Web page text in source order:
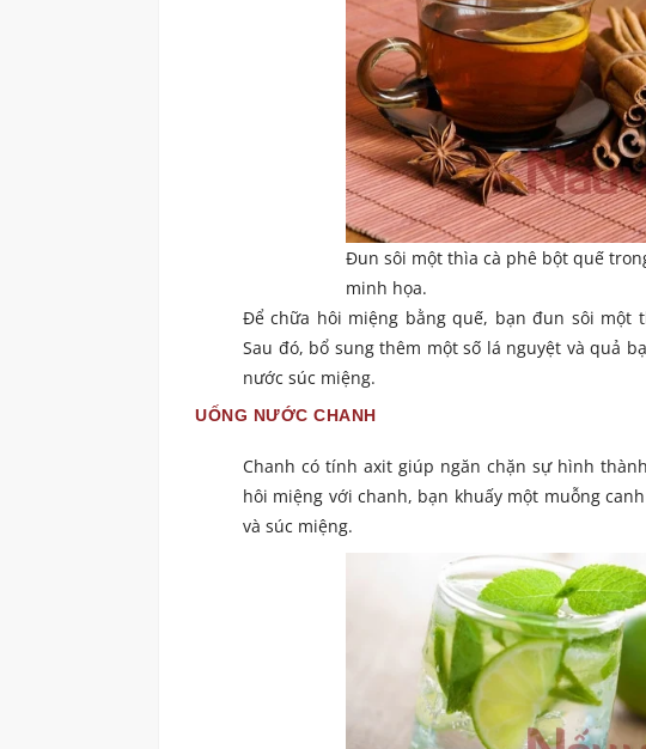
Đun sôi một thìa cà phê bột quế
minh họa.
Để chữa hôi miệng bằng quế, bạn đun sôi một
Sau đó, bổ sung thêm một số lá nguyệt và quả
nước súc miệng.
UỐNG NƯỚC CHANH
Chanh có tính axit giúp ngăn chặn sự hình
hôi miệng với chanh, bạn khuấy một muỗng
và súc miệng.